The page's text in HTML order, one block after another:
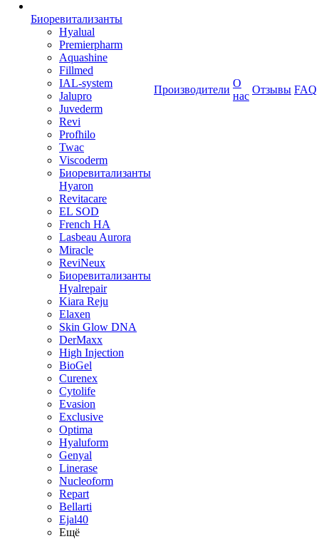
Биоревитализанты
Hyalual
Premierpharm
Aquashine
Fillmed
IAL-system
Jalupro
Juvederm
Revi
Profhilo
Twac
Viscoderm
Биоревитализанты
Hyaron
Revitacare
EL SOD
French HA
Lasbeau Aurora
Miracle
ReviNeux
Биоревитализанты
Hyalrepair
Kiara Reju
Elaxen
Skin Glow DNA
DerMaxx
High Injection
BioGel
Curenex
Cytolife
Evasion
Exclusive
Optima
Hyaluform
Genyal
Linerase
Nucleoform
Repart
Bellarti
Ejal40
Ещё
Производители
О
нас
Отзывы FAQ